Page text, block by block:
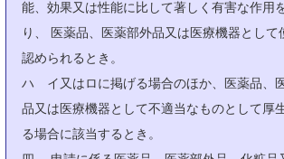
能、効果又は性能に比して著しく有害な作用
り、 医薬品、医薬部外品又は医療機器として
認められるとき。
ハ イ又はロに掲げる場合のほか、医薬品、
品又は医療機器として不適当なものとして厚
る場合に該当するとき。